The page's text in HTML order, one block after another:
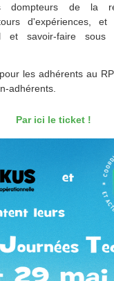
dompteurs de la
d'expériences,
et savoir-faire
les adhérents au
adhérents.
Par ici le ticket !